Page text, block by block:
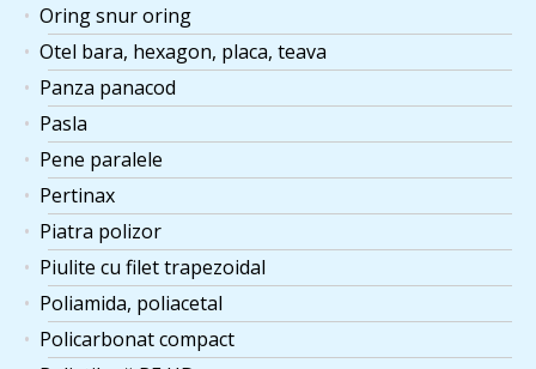
Oring snur oring
Otel bara, hexagon, placa, teava
Panza panacod
Pasla
Pene paralele
Pertinax
Piatra polizor
Piulite cu filet trapezoidal
Poliamida, poliacetal
Policarbonat compact